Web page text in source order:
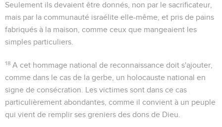
Seulement ils devaient être donnés, non par le sacrificateur,
mais par la communauté israélite elle-même, et pris de pains
fabriqués à la maison, comme ceux que mangeaient les
simples particuliers.
18 A cet hommage national de reconnaissance doit s'ajouter,
comme dans le cas de la gerbe, un holocauste national en
signe de consécration. Les victimes sont dans ce cas
particulièrement abondantes, comme il convient à un peuple
qui vient de remplir ses greniers des dons de Dieu.